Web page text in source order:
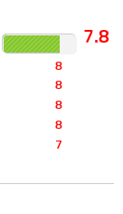
7.8
8
8
8
8
7